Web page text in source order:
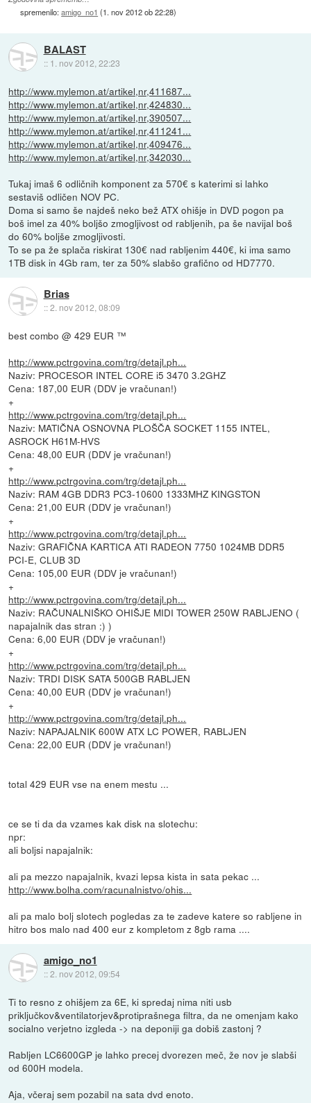
spremenilo:amigo_no1 (1. nov 2012 ob 22:28)
BALAST
:: 1. nov 2012, 22:23
http://www.mylemon.at/artikel,nr,411687...
http://www.mylemon.at/artikel,nr,424830...
http://www.mylemon.at/artikel,nr,390507...
http://www.mylemon.at/artikel,nr,411241...
http://www.mylemon.at/artikel,nr,409476...
http://www.mylemon.at/artikel,nr,342030...
Tukaj imaš 6 odličnih komponent za 570€ s katerimi si lahko
sestaviš odličen NOV PC.
Doma si samo še najdeš neko bež ATX ohišje in DVD pogon pa
boš imel za 40% boljšo zmogljivost od rabljenih, pa še navijal boš
do 60% boljše zmogljivosti.
To se pa že splača riskirat 130€ nad rabljenim 440€, ki ima samo
1TB disk in 4Gb ram, ter za 50% slabšo grafično od HD7770.
Brias
::2. nov 2012, 08:09
best combo @ 429 EUR ™
http://www.pctrgovina.com/trg/detajl.ph...
Naziv: PROCESOR INTEL CORE i5 3470 3.2GHZ
Cena: 187,00 EUR (DDV je vračunan!)
+
http://www.pctrgovina.com/trg/detajl.ph...
Naziv: MATIČNA OSNOVNA PLOŠČA SOCKET 1155 INTEL,
ASROCK H61M-HVS
Cena: 48,00 EUR (DDV je vračunan!)
+
http://www.pctrgovina.com/trg/detajl.ph...
Naziv: RAM 4GB DDR3 PC3-10600 1333MHZ KINGSTON
Cena: 21,00 EUR (DDV je vračunan!)
+
http://www.pctrgovina.com/trg/detajl.ph...
Naziv: GRAFIČNA KARTICA ATI RADEON 7750 1024MB DDR5
PCI-E, CLUB 3D
Cena: 105,00 EUR (DDV je vračunan!)
+
http://www.pctrgovina.com/trg/detajl.ph...
Naziv: RAČUNALNIŠKO OHIŠJE MIDI TOWER 250W RABLJENO (
napajalnik das stran :) )
Cena: 6,00 EUR (DDV je vračunan!)
+
http://www.pctrgovina.com/trg/detajl.ph...
Naziv: TRDI DISK SATA 500GB RABLJEN
Cena: 40,00 EUR (DDV je vračunan!)
+
http://www.pctrgovina.com/trg/detajl.ph...
Naziv: NAPAJALNIK 600W ATX LC POWER, RABLJEN
Cena: 22,00 EUR (DDV je vračunan!)
total 429 EUR vse na enem mestu ...
ce se ti da da vzames kak disk na slotechu:
npr:
ali boljsi napajalnik:
ali pa mezzo napajalnik, kvazi lepsa kista in sata pekac ...
http://www.bolha.com/racunalnistvo/ohis...
ali pa malo bolj slotech pogledas za te zadeve katere so rabljene in
hitro bos malo nad 400 eur z kompletom z 8gb rama ....
amigo_no1
::2. nov 2012, 09:54
Ti to resno z ohišjem za 6E, ki spredaj nima niti usb
priključkov&ventilatorjev&protiprašnega filtra, da ne omenjam kako
socialno verjetno izgleda -> na deponiji ga dobiš zastonj ?
Rabljen LC6600GP je lahko precej dvorezen meč, že nov je slabši
od 600H modela.
Aja, včeraj sem pozabil na sata dvd enoto.